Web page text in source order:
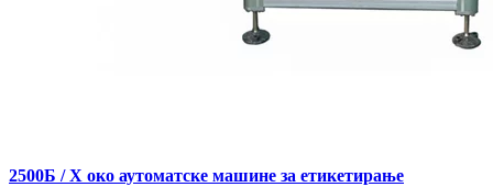
2500Б / Х око аутоматске машине за етикетирање